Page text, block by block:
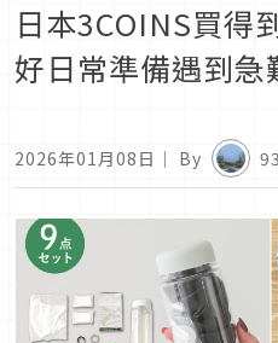
日本3COINS買得
好日常準備遇到急
2026年01月08日 ｜ By